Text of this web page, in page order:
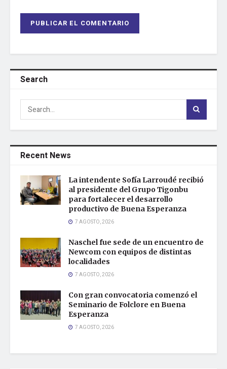
Search
Recent News
La intendente Sofía Larroudé recibió
al presidente del Grupo Tigonbu
para fortalecer el desarrollo
productivo de Buena Esperanza
7 AGOSTO, 2026
Naschel fue sede de un encuentro de
Newcom con equipos de distintas
localidades
7 AGOSTO, 2026
Con gran convocatoria comenzó el
Seminario de Folclore en Buena
Esperanza
7 AGOSTO, 2026